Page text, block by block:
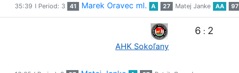
35:39 I Period: 3 41 Marek Oravec ml. A 27 Matej Janke AA 97
AHK Sokoľany
6 : 2